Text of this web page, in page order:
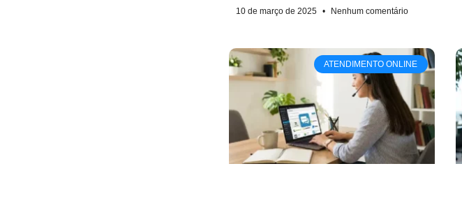
10 de março de 2025 Nenhum comentário
ATENDIMENTO ONLINE